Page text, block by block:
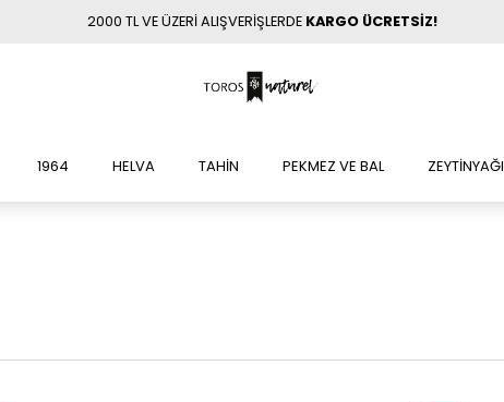
2000 TL VE ÜZERİ ALIŞVERİŞLERDE KARGO ÜCRETSİZ!
1964 HELVA TAHİN PEKMEZ VE BAL ZEYTİNYAĞI